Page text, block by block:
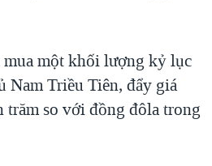
mua một khối lượng kỷ lục
Nam Triều Tiên, đẩy giá
trăm so với đồng đôla trong